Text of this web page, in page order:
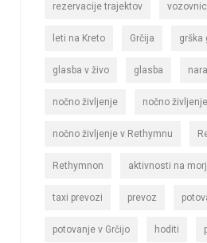
rezervacije trajektov
leti na Kreto Grčija grška
glasba v živo glasba
nočno življenje nočno življenje
nočno življenje v Rethymnu
Rethymnon aktivnosti na
taxi prevozi prevoz
potovanje v Grčijo hoditi